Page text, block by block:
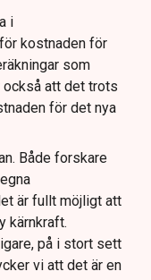
i
kostnaden för
som
också att det trots
för det nya
Både forskare
är fullt möjligt att
kärnkraft.
på i stort sett
vi att det är en